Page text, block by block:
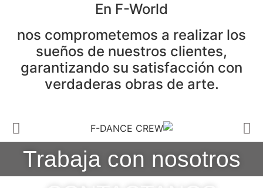
En F-World
nos comprometemos a realizar los
sueños de nuestros clientes,
garantizando su satisfacción con
verdaderas obras de arte.
Trabaja con nosotros